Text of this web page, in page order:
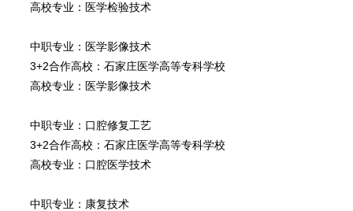
高校专业：医学检验技术
中职专业：医学影像技术
3+2合作高校：石家庄医学高等专科学校
高校专业：医学影像技术
中职专业：口腔修复工艺
3+2合作高校：石家庄医学高等专科学校
高校专业：口腔医学技术
中职专业：康复技术